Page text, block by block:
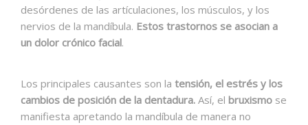
desórdenes de las artículaciones, los músculos, y los
nervios de la mandíbula. Estos trastornos se asocian a
un dolor crónico facial.
Los principales causantes son la tensión, el estrés y los
cambios de posición de la dentadura. Así, el bruxismo se
manifiesta apretando la mandíbula de manera no